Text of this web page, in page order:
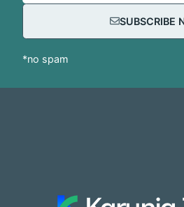
SUBSCRIBE
*no spam